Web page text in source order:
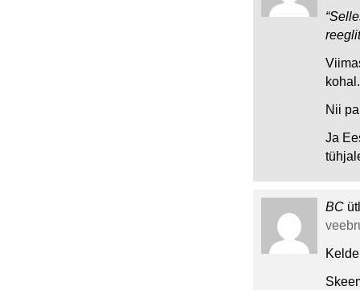
Nii
Ja
BC